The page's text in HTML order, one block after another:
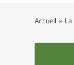
Accueil»